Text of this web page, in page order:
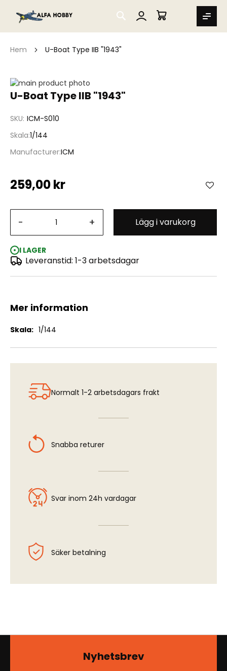
SEARCH
MIN VARUKORG
Hem U-Boat Type IIB "1943"
U-Boat Type IIB "1943"
SKU ICM-S010
Skala 1/144
ManufacturerICM
259,00 kr
- + Lägg i varukorg
I LAGER
Leveranstid: 1-3 arbetsdagar
Hoppa
till
bildgalleriet
Hoppa
av
bildgalleriet
Mer information
Mer
1/144
Normalt 1-2 arbetsdagars frakt
Snabba returer
Svar inom 24h vardagar
Säker betalning
Nyhetsbrev